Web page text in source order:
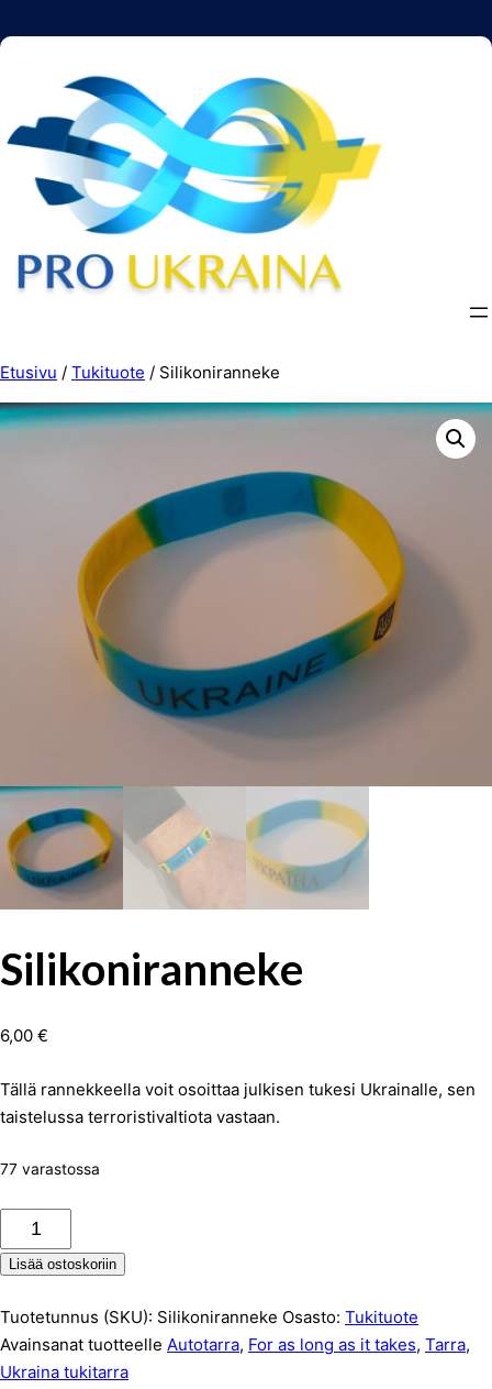
sisältöön
Etusivu / Tukituote / Silikoniranneke
Silikoniranneke
6,00 €
Tällä rannekkeella voit osoittaa julkisen tukesi Ukrainalle, sen
taistelussa terroristivaltiota vastaan.
77 varastossa
Silikoniranneke
määrä
Lisää ostoskoriin
Tuotetunnus (SKU): Silikoniranneke Osasto: Tukituote
Avainsanat tuotteelle Autotarra, For as long as it takes, Tarra,
Ukraina tukitarra